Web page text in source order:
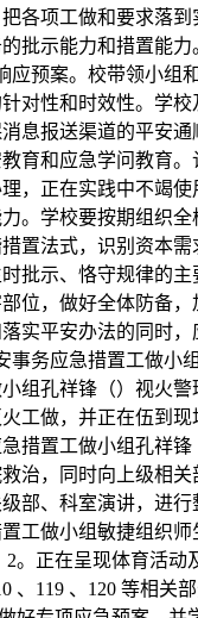
各项工做和要求落
批示能力和措置能
预案。校带领小
对性和时效性。学
息报送渠道的平安
育和应急学问教育
，正在实践中不竭
。学校要按期组织
置法式，识别资本
批示、恪守规律的
位，做好全体防备
实平安办法的同时
务应急措置工做
组孔祥锋（）视火
工做，并正在伍到
措置工做小组孔祥
治，同时向上级相
部、科室演讲，进
工做小组敏捷组织
。正在呈现体育活
119 、120 等相